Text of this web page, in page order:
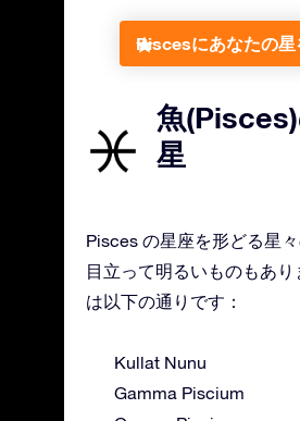
Piscesにあなたの星
魚
星
Pisces の星座を形どる星々
目立って明るいものもあり
は以下の通りです：
Kullat Nunu
Gamma Piscium